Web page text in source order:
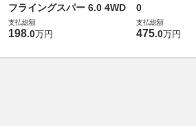
フライングスパー 6.0 4WD
支払総額
198.0万円
0
支払総額
475.0万円